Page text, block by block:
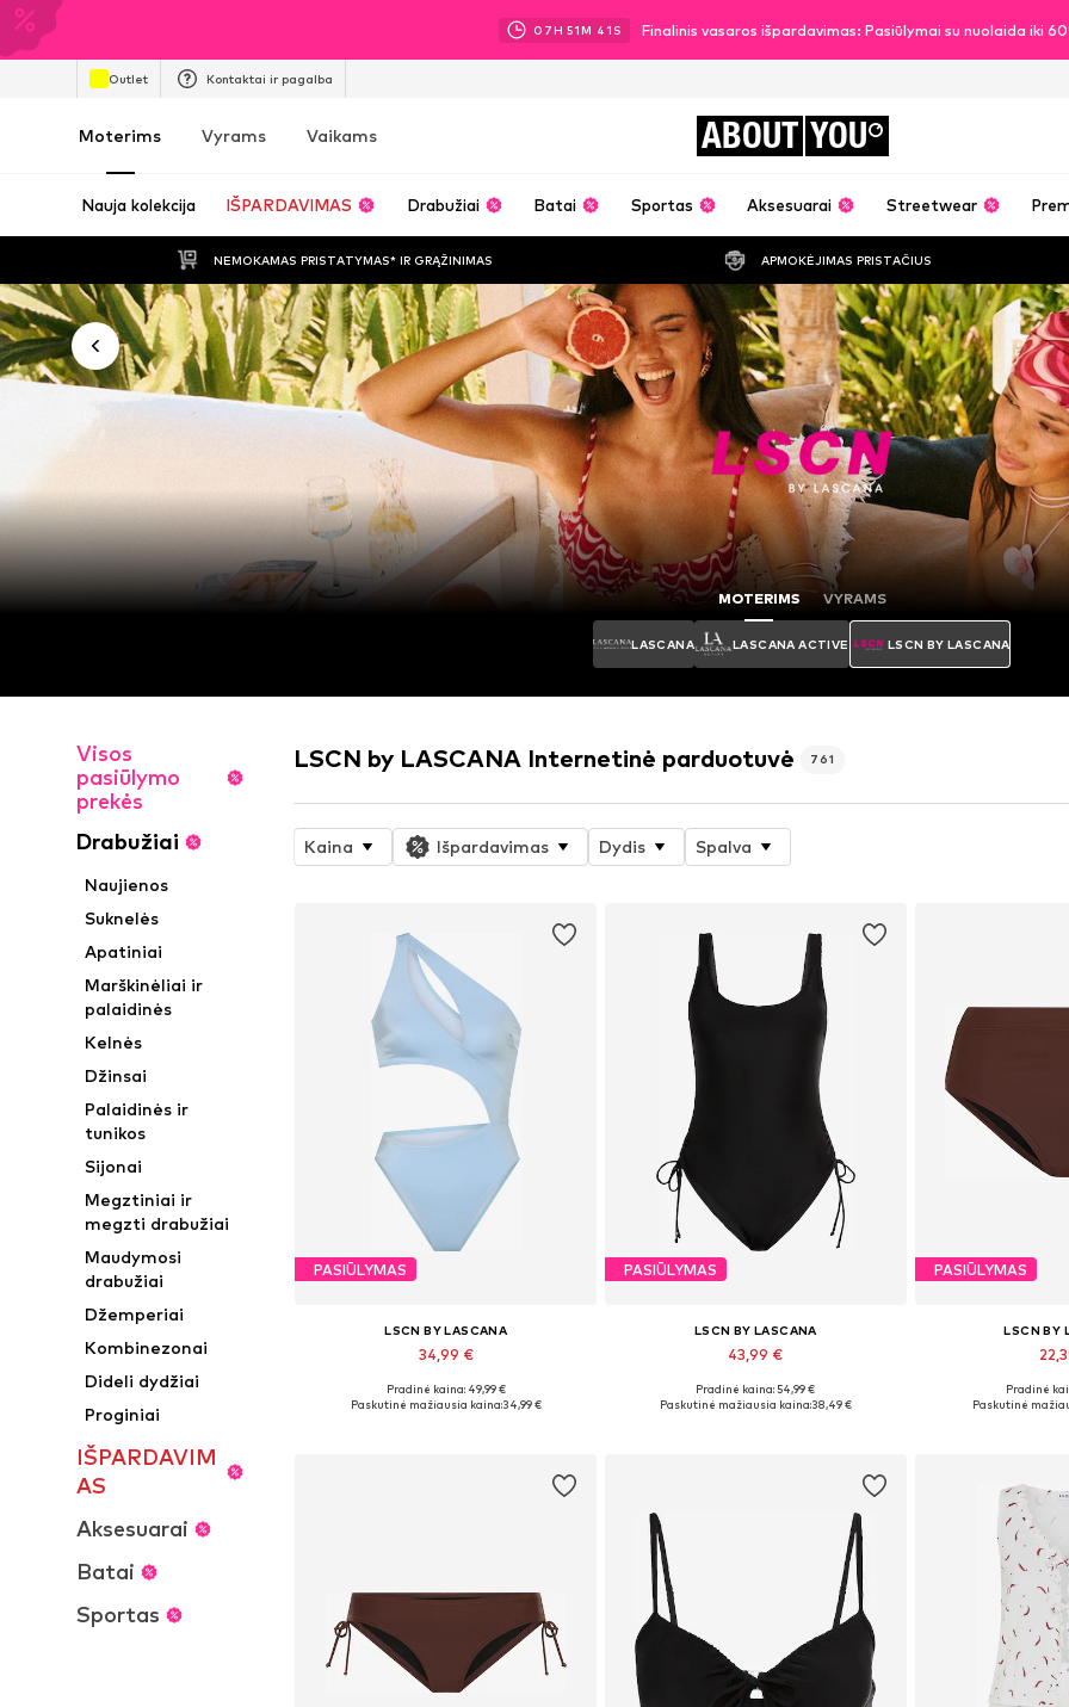
07H 51M 39 S Finalinis vasaros išpardavimas: Pasiūlymai su nuolaida iki
Outlet Kontaktai ir pagalba
Moterims Vyrams Vaikams ABOUT YOU
Nauja kolekcija IŠPARDAVIMAS Drabužiai Batai Sportas Aksesuarai Streetwear
NEMOKAMAS PRISTATYMAS* IR GRĄŽINIMAS APMOKĖJIMAS PRISTAČIUS
MOTERIMS VYRAMS
LASCANA LASCANA ACTIVE LSCN BY LASCANA
Visos
pasiūlymo
prekės
Drabužiai
Naujienos
Suknelės
Apatiniai
Marškinėliai ir
palaidinės
Kelnės
Džinsai
Palaidinės ir
tunikos
Sijonai
Megztiniai ir
megzti drabužiai
Maudymosi
drabužiai
Džemperiai
Kombinezonai
Dideli dydžiai
Proginiai
IŠPARDAVIM
AS
Aksesuarai
Batai
Sportas
LSCN by LASCANA Internetinė parduotuvė 761
Kaina Išpardavimas Dydis Spalva
PASIŪLYMAS
LSCN BY LASCANA
34,99 €
Yra daugybė dydžių
Pradinė kaina: 49,99 €
Paskutinė mažiausia kaina:34,99 €
PASIŪLYMAS
LSCN BY LASCANA
43,99 €
Yra daugybė dydžių
Pradinė kaina: 54,99 €
Paskutinė mažiausia kaina:38,49 €
PASIŪLYMAS
LSCN BY
Yra
Pradinė
Paskutinė